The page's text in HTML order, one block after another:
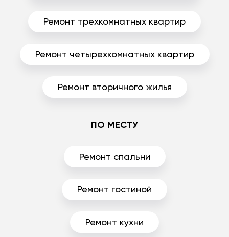
Ремонт трехкомнатных квартир
Ремонт четырехкомнатных квартир
Ремонт вторичного жилья
ПО МЕСТУ
Ремонт спальни
Ремонт гостиной
Ремонт кухни